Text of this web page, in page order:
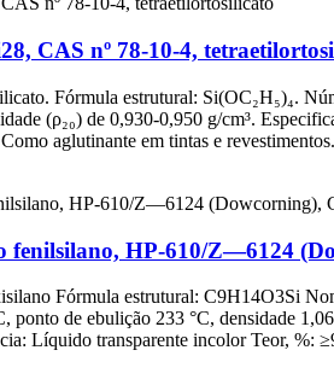
CAS nº 78-10-4,
Fórmula estrutural: Si(OC₂H₅)₄.
(ρ₂₀) de 0,930-0,950 g/cm³.
aglutinante em tintas e
fenilsilano, HP-610/Z—6124
Fórmula estrutural: C9H14O3Si
ponto de ebulição 233 °C, densidade
Líquido transparente incolor Teor, %: